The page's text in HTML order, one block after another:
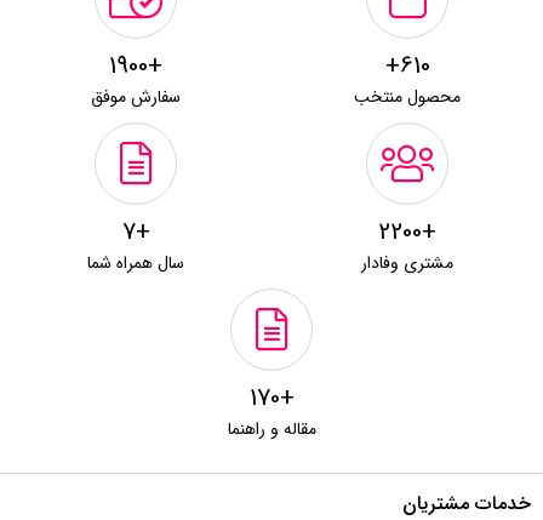
610+
محصول منتخب
+1900
سفارش موفق
+2200
مشتری وفادار
+7
سال همراه شما
+170
مقاله و راهنما
خدمات مشتریان